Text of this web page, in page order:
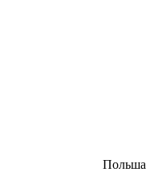
Польша